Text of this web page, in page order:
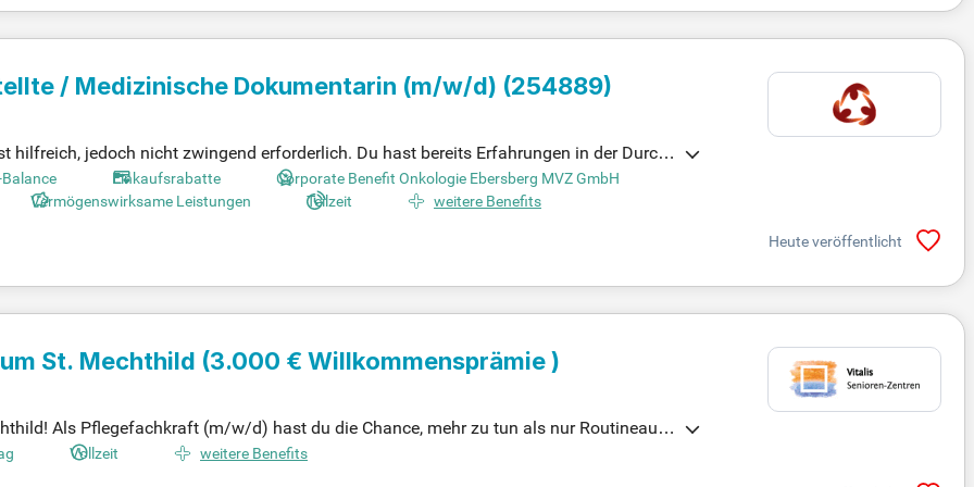
/ Medizinische Dokumentarin (m/w/d) (254889)
hilfreich, jedoch nicht zwingend erforderlich. Du hast bereits Erfahrungen in der Durchf
Zudem bringst du gute EDV-Kenntnisse mit und beherrschst die MS Offi
mit Patient*innen ist dir wichtig, denn sie stehen bei uns im Mittelpunkt. Deine st
aus Ärzt*innen, Pflegekräften und Fachkräften.
Einkaufsrabatte
Corporate Benefit Onkologie Ebersberg MVZ GmbH
Vermögenswirksame Leistungen Teilzeit weitere Benefits
Heute veröffentlicht
St. Mechthild (3.000 € Willkommensprämie )
Als Pflegefachkraft (m/w/d) hast du die Chance, mehr zu tun als nur Routineaufg
Bewohner mit Herz und Kompetenz. Deine Aufgaben reichen von der Grundpflege
Vollzeit weitere Benefits